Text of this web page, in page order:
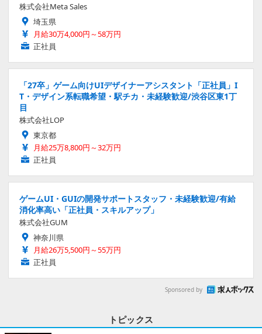
株式会社Meta Sales
埼玉県
月給30万4,000円～58万円
正社員
「27卒」ゲーム向けUIデザイナーアシスタント「正社員」I
T・デザイン系転職希望・駅チカ・未経験歓迎/渋谷区東1丁
目
株式会社LOP
東京都
月給25万8,800円～32万円
正社員
ゲームUI・GUIの開発サポートスタッフ・未経験歓迎/有給
消化率高い「正社員・スキルアップ」
株式会社GUM
神奈川県
月給26万5,500円～55万円
正社員
Sponsored by
トピックス